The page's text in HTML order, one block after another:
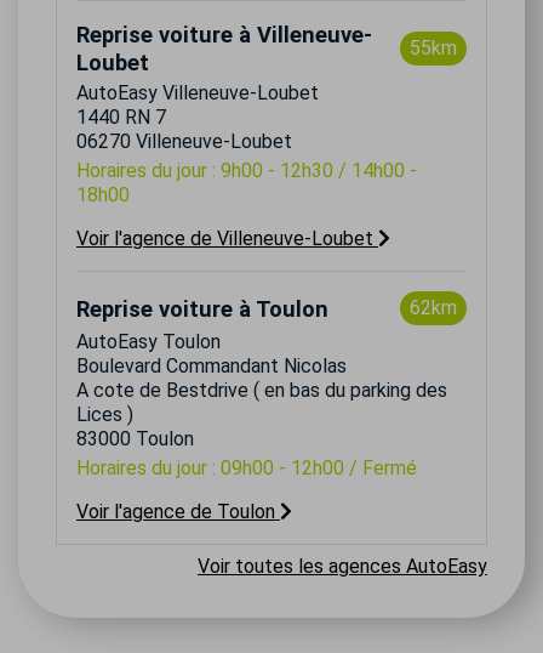
Reprise voiture à Villeneuve-
Loubet
55km
AutoEasy Villeneuve-Loubet
1440 RN 7
06270 Villeneuve-Loubet
Horaires du jour : 9h00 - 12h30 / 14h00 -
18h00
Voir l'agence de Villeneuve-Loubet
Reprise voiture à Toulon
62km
AutoEasy Toulon
Boulevard Commandant Nicolas
A cote de Bestdrive ( en bas du parking des
Lices )
83000 Toulon
Horaires du jour : 09h00 - 12h00 / Fermé
Voir l'agence de Toulon
Voir toutes les agences AutoEasy